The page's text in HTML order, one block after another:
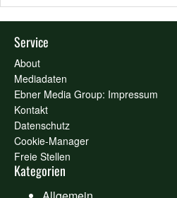
Service
About
Mediadaten
Ebner Media Group: Impressum
Kontakt
Datenschutz
Cookie-Manager
Freie Stellen
Kategorien